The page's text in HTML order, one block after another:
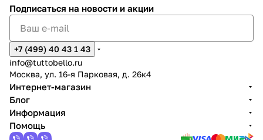
Подписаться на новости и акции
+7 (499) 40 43 1 43
info@tuttobello.ru
Москва, ул. 16-я Парковая, д. 26к4
Интернет-магазин
Блог
Информация
Помощь